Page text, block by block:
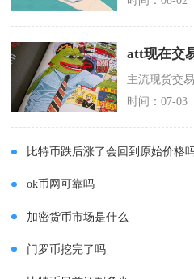
att现在交
时间：07-03
比特币跌后涨了会回到原始价格
ok币网可靠吗
加密货币市场是什么
门罗币挖完了吗